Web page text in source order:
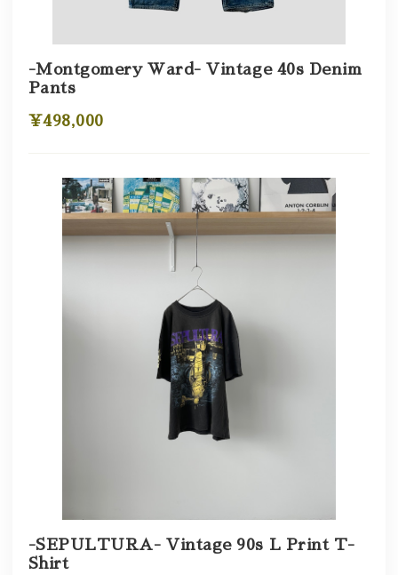
-Montgomery Ward- Vintage 40s Denim
Pants
¥498,000
-SEPULTURA- Vintage 90s L Print T-
Shirt